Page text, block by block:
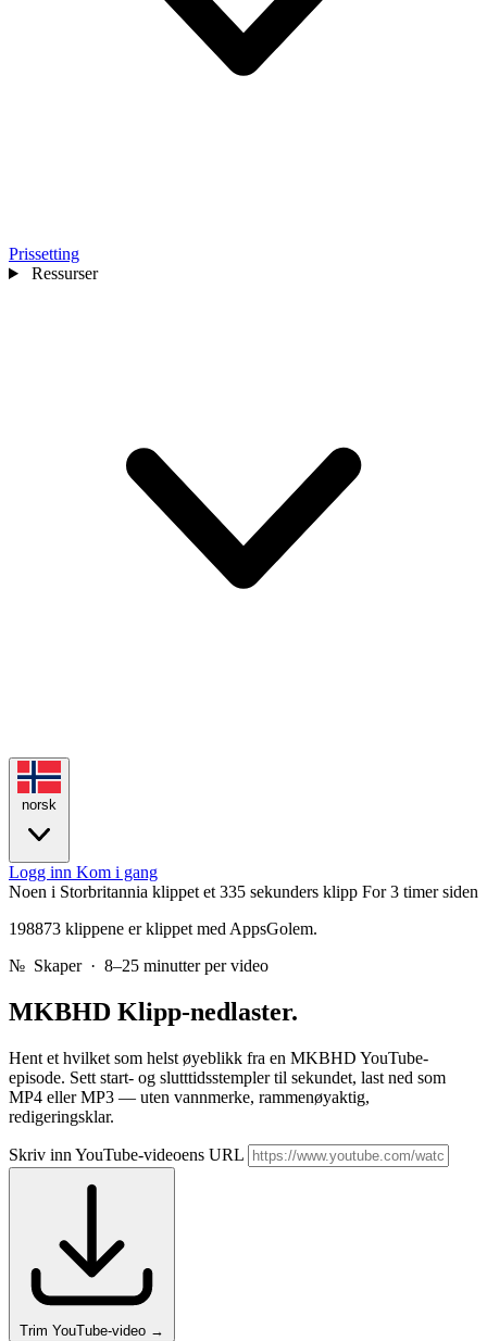
Prissetting
Ressurser
norsk
Logg inn Kom i gang
Noen i Storbritannia klippet et 335 sekunders klipp For 3 timer siden
198873 klippene er klippet med AppsGolem.
№ Skaper · 8–25 minutter per video
MKBHD Klipp-nedlaster.
Hent et hvilket som helst øyeblikk fra en MKBHD YouTube-
episode. Sett start- og slutttidsstempler til sekundet, last ned som
MP4 eller MP3 — uten vannmerke, rammenøyaktig,
redigeringsklar.
Skriv inn YouTube-videoens URL
Trim YouTube-video →